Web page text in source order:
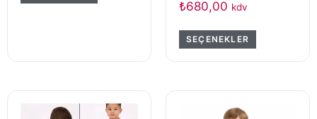
₺680,00 kdv
SEÇENEKLER